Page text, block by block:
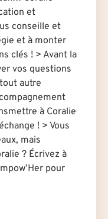
et
conseille et
et à monter
clés ! > Avant la
vos questions
autre
à Coralie
! > Vous
mais
? Écrivez à
pour